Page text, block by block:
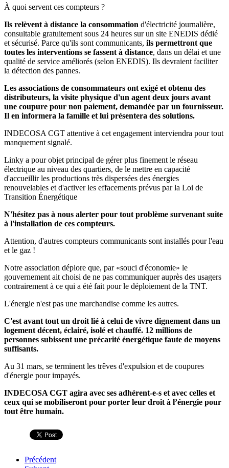
À quoi servent ces compteurs ?
Ils relèvent à distance la consommation d'électricité journalière,
consultable gratuitement sous 24 heures sur un site ENEDIS dédié
et sécurisé. Parce qu'ils sont communicants, ils permettront que
toutes les interventions se fassent à distance, dans un délai et une
qualité de service améliorés (selon ENEDIS). Ils devraient faciliter
la détection des pannes.
Les associations de consommateurs ont exigé et obtenu des
distributeurs, la visite physique d'un agent deux jours avant
une coupure pour non paiement, demandée par un fournisseur.
Il en informera la famille et lui présentera des solutions.
INDECOSA CGT attentive à cet engagement interviendra pour tout
manquement signalé.
Linky a pour objet principal de gérer plus finement le réseau
électrique au niveau des quartiers, de le mettre en capacité
d'accueillir les productions très dispersées des énergies
renouvelables et d'activer les effacements prévus par la Loi de
Transition Énergétique
N'hésitez pas à nous alerter pour tout problème survenant suite
à l'installation de ces compteurs.
Attention, d'autres compteurs communicants sont installés pour l'eau
et le gaz !
Notre association déplore que, par «souci d'économie» le
gouvernement ait choisi de ne pas communiquer auprès des usagers
contrairement à ce qui a été fait pour le déploiement de la TNT.
L'énergie n'est pas une marchandise comme les autres.
C'est avant tout un droit lié à celui de vivre dignement dans un
logement décent, éclairé, isolé et chauffé. 12 millions de
personnes subissent une précarité énergétique faute de moyens
suffisants.
Au 31 mars, se terminent les trêves d'expulsion et de coupures
d'énergie pour impayés.
INDECOSA CGT agira avec ses adhérent-e-s et avec celles et
ceux qui se mobiliseront pour porter leur droit à l’énergie pour
tout être humain.
Précédent